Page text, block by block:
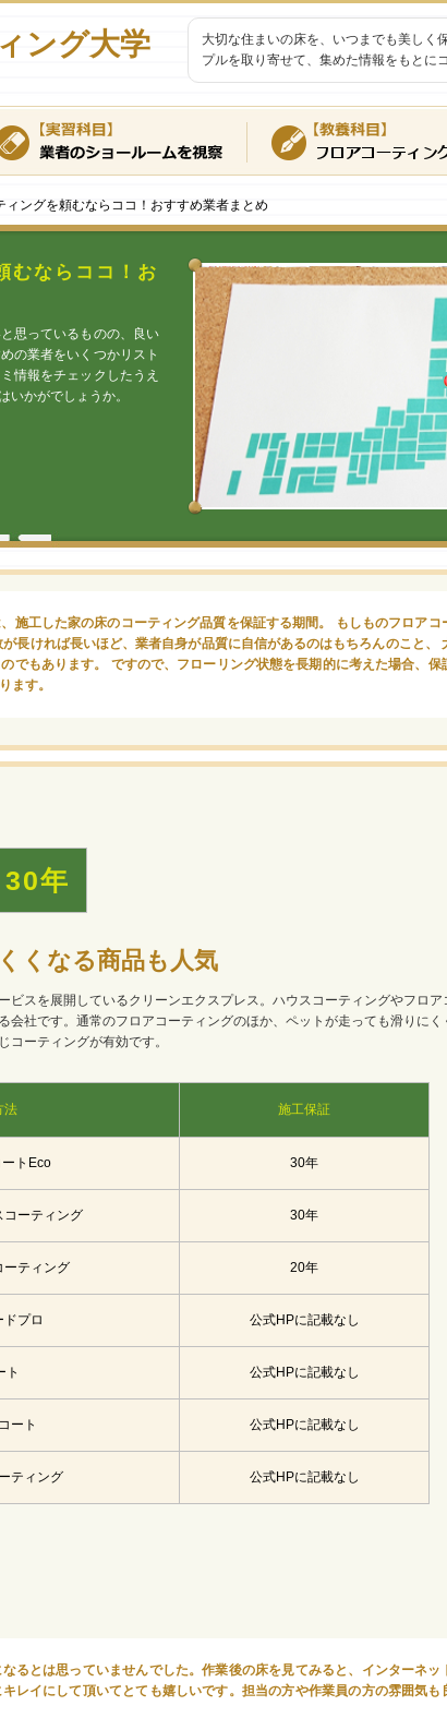
ング大学
大切な住まいの床を、いつまでも美しく
プルを取り寄せて、集めた情報をもとに
ィングを頼むならココ！おすすめ業者まとめ
むならココ！お
思っているものの、良い
の業者をいくつかリスト
情報をチェックしたうえ
いかがでしょうか。
施工した家の床のコーティング品質を保証する期間。 もしものフロアコ
長ければ長いほど、業者自身が品質に自信があるのはもちろんのこと、
でもあります。 ですので、フローリング状態を長期的に考えた場合、保
ます。
年
くなる商品も人気
ビスを展開しているクリーンエクスプレス。ハウスコーティングやフロア
会社です。通常のフロアコーティングのほか、ペットが走っても滑りにく
コーティングが有効です。
法 施工保証
トEco 30年
コーティング 30年
ーティング 20年
ドプロ 公式HPに記載なし
ト 公式HPに記載なし
ート 公式HPに記載なし
ティング 公式HPに記載なし
るとは思っていませんでした。作業後の床を見てみると、インターネッ
レイにして頂いてとても嬉しいです。担当の方や作業員の方の雰囲気も